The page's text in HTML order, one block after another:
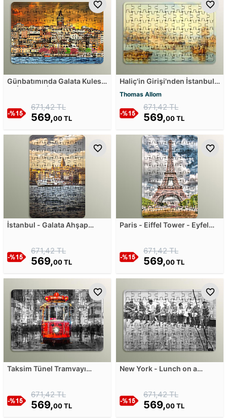
Günbatımında Galata Kulesi
671,42 TL
569,00 TL
Haliç'in Girişi'nden İstanbul
Thomas Allom
671,42 TL
569,00 TL
İstanbul - Galata Ahşap
671,42 TL
569,00 TL
Paris - Eiffel Tower - Eyfel
671,42 TL
569,00 TL
Taksim Tünel Tramvayı
671,42 TL
569,00 TL
New York - Lunch on a
671,42 TL
569,00 TL